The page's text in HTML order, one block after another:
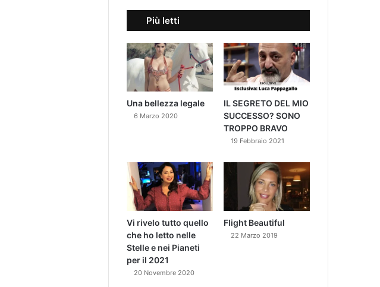
Più letti
Una bellezza legale
6 Marzo 2020
IL SEGRETO DEL MIO
SUCCESSO? SONO
TROPPO BRAVO
19 Febbraio 2021
Vi rivelo tutto quello
che ho letto nelle
Stelle e nei Pianeti
per il 2021
20 Novembre 2020
Flight Beautiful
22 Marzo 2019